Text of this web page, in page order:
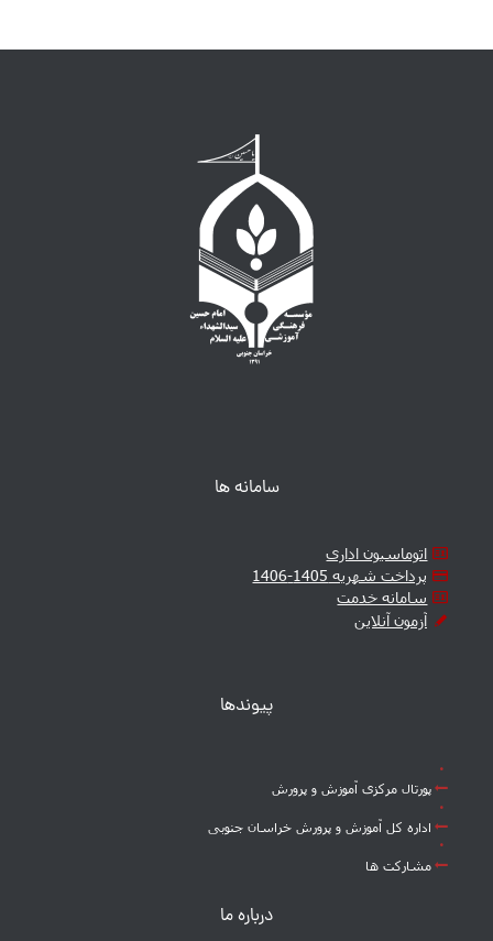
سامانه ها
اتوماسیون اداری
پرداخت شهریه 1405-1406
سامانه خدمت
آزمون آنلاین
پیوندها
پورتال مرکزی آموزش و پرورش
اداره کل آموزش و پرورش خراسان جنوبی
مشارکت ها
درباره ما